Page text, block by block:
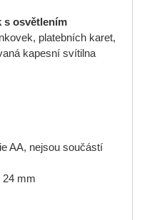
s osvětlením
platebních karet,
kapesní svítilna
AA, nejsou součástí
24 mm